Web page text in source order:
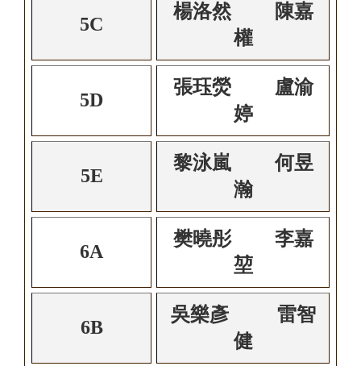
5C
楊洛然 陳嘉
權
5D
張珏熒 盧渝
婷
5E
黎泳嵐 何昱
瀚
6A
樊曉彤 李嘉
堃
6B
吳樂彥 雷智
健